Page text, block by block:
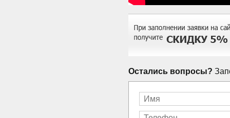
Остались вопросы?